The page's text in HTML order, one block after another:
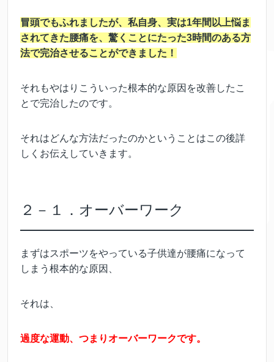
冒頭でもふれましたが、私自身、実は1年間以上悩ま
されてきた腰痛を、驚くことにたった3時間のある方
法で完治させることができました！
それもやはりこういった根本的な原因を改善したこ
とで完治したのです。
それはどんな方法だったのかということはこの後詳
しくお伝えしていきます。
２－１．オーバーワーク
まずはスポーツをやっている子供達が腰痛になって
しまう根本的な原因、
それは、
過度な運動、つまりオーバーワークです。